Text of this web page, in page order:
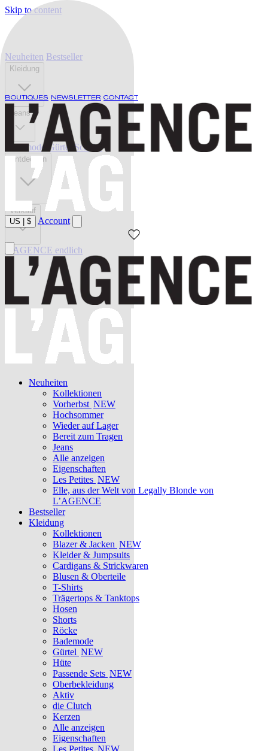
Skip to content
BOUTIQUES NEWSLETTER CONTACT
US $ Account
Neuheiten
Kollektionen
Vorherbst NEW
Hochsommer
Wieder auf Lager
Bereit zum Tragen
Jeans
Alle anzeigen
Eigenschaften
Les Petites NEW
Elle, aus der Welt von Legally Blonde von
L’AGENCE
Bestseller
Kleidung
Kollektionen
Blazer & Jacken NEW
Kleider & Jumpsuits
Cardigans & Strickwaren
Blusen & Oberteile
T-Shirts
Trägertops & Tanktops
Hosen
Shorts
Röcke
Bademode
Gürtel NEW
Hüte
Passende Sets NEW
Oberbekleidung
Aktiv
die Clutch
Kerzen
Alle anzeigen
Eigenschaften
Les Petites NEW
Neuheiten Bestseller
Kleidung
Jeans
Bademode Gürtel Schuhe
Entdecken
Verkauf
L'AGENCE endlich